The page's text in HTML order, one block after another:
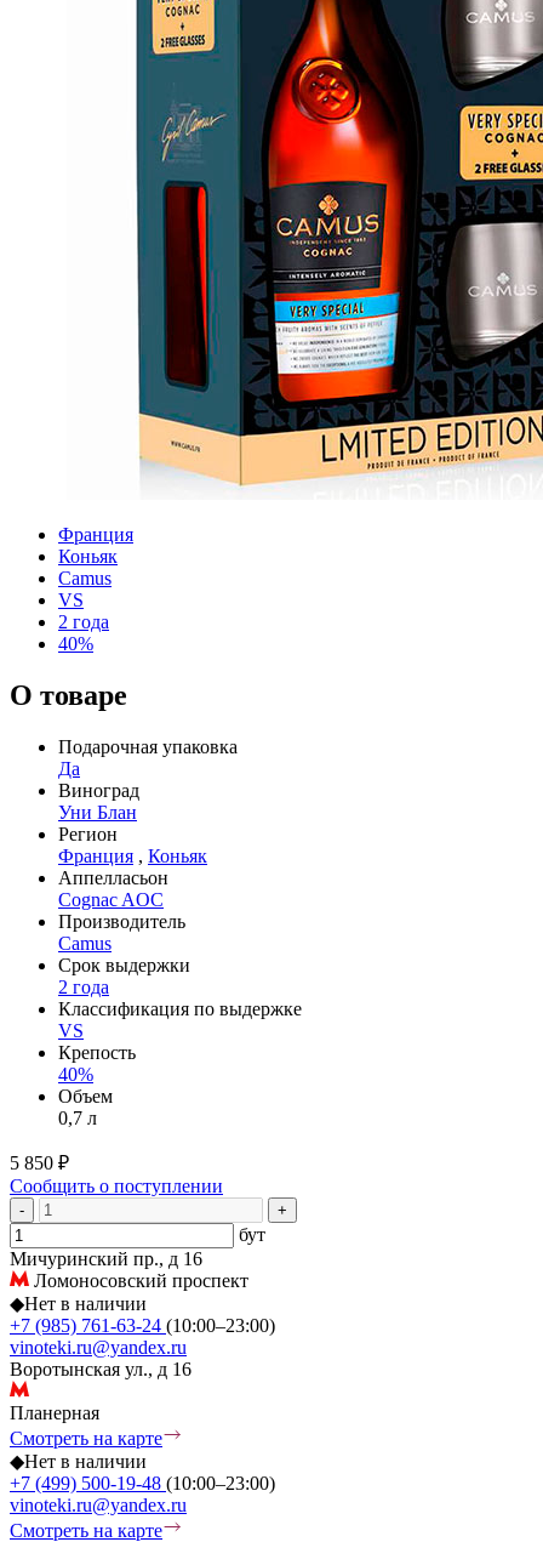
Франция
Коньяк
Camus
VS
2 года
40%
О товаре
Подарочная упаковка
Да
Виноград
Уни Блан
Регион
Франция , Коньяк
Аппелласьон
Cognac AOC
Производитель
Camus
Срок выдержки
2 года
Классификация по выдержке
VS
Крепость
40%
Объем
0,7 л
5 850 ₽
Сообщить о поступлении
- +
бут
Мичуринский пр., д 16
Ломоносовский проспект
◆Нет в наличии
+7 (985) 761-63-24 (10:00–23:00)
vinoteki.ru@yandex.ru
Воротынская ул., д 16
Планерная
Смотреть на карте
◆Нет в наличии
+7 (499) 500-19-48 (10:00–23:00)
vinoteki.ru@yandex.ru
Смотреть на карте